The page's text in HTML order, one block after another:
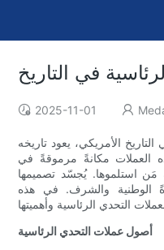
في التاريخ
2025-11-01
الأمريكي، يعود تاريخه
العملات مكانةً مرموقةً في
مَن استلموها. يُجسّد تصميمها
الوطنية والشرف. في هذه
أصول عملات التحدي الرئاسية